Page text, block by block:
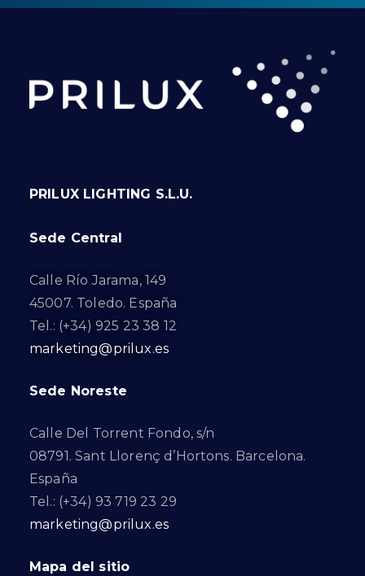
PRILUX LIGHTING S.L.U.
Sede Central
Calle Río Jarama, 149
45007. Toledo. España
Tel.: (+34) 925 23 38 12
marketing@prilux.es
Sede Noreste
Calle Del Torrent Fondo, s/n
08791. Sant Llorenç d’Hortons. Barcelona.
España
Tel.: (+34) 93 719 23 29
marketing@prilux.es
Mapa del sitio